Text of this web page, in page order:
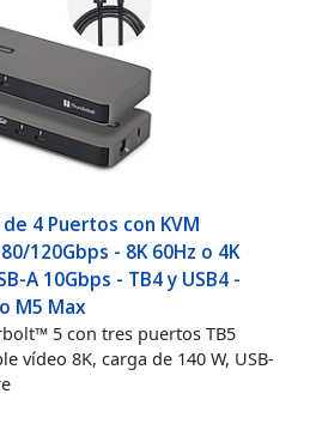
4 Puertos con KVM
120Gbps - 8K 60Hz o 4K
A 10Gbps - TB4 y USB4 -
M5 Max
5 con tres puertos TB5
vídeo 8K, carga de 140 W, USB-